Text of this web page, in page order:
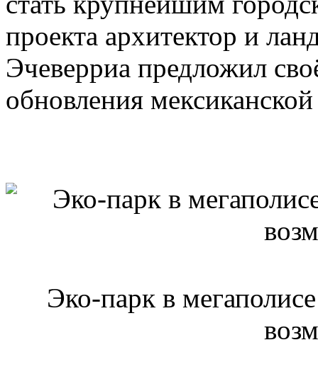
проекта архитектор и
Эчеверриа предложил
обновления
Эко-парк в